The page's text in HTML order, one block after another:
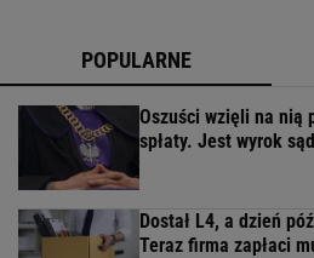
POPULARNE
Oszuści wzięli na nią
spłaty. Jest wyrok
Dostał L4, a dzień
Teraz firma zapłaci